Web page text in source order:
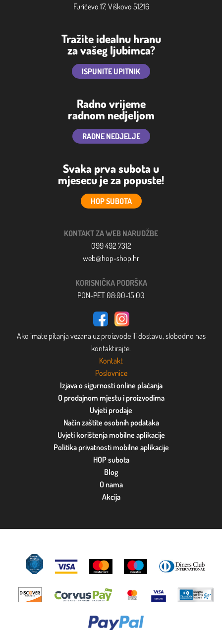
Furićevo 17, Viškovo 51216
Tražite idealnu hranu
za vašeg ljubimca?
ISPUNITE UPITNIK
Radno vrijeme
radnom nedjeljom
RADNE NEDJELJE
Svaka prva subota u
mjesecu je za popuste!
HOP SUBOTA
KONTAKT ZA WEB NARUDŽBE
099 492 7312
web@hop-shop.hr
KORISNIČKA PODRŠKA
PON-PET 08:00-15:00
Ako imate pitanja vezana uz proizvode ili dostavu, slobodno nas
kontaktirajte.
Kontakt
Poslovnice
Izjava o sigurnosti online plaćanja
O prodajnom mjestu i proizvodima
Uvjeti prodaje
Način zaštite osobnih podataka
Uvjeti korištenja mobilne aplikacije
Politika privatnosti mobilne aplikacije
HOP subota
Blog
O nama
Akcija